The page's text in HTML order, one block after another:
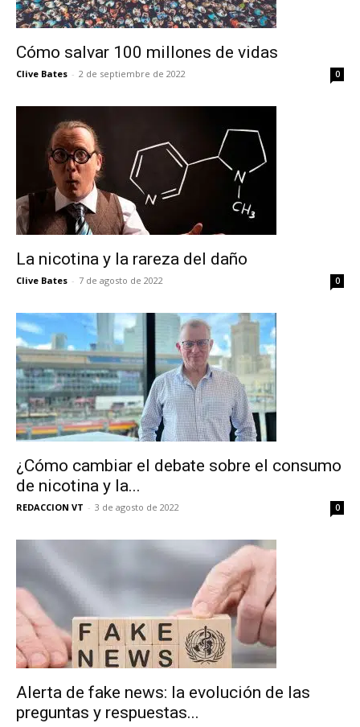
Cómo salvar 100 millones de vidas
Clive Bates - 2 de septiembre de 2022 0
La nicotina y la rareza del daño
Clive Bates - 7 de agosto de 2022 0
¿Cómo cambiar el debate sobre el consumo
de nicotina y la...
REDACCION VT - 3 de agosto de 2022 0
Alerta de fake news: la evolución de las
preguntas y respuestas...